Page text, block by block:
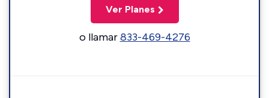
Ver Planes
o llamar833-469-4276